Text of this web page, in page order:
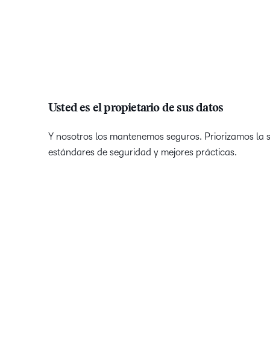
Usted es el propietario de sus datos
Y nosotros los mantenemos seguros. Priorizamos
estándares de seguridad y mejores prácticas.